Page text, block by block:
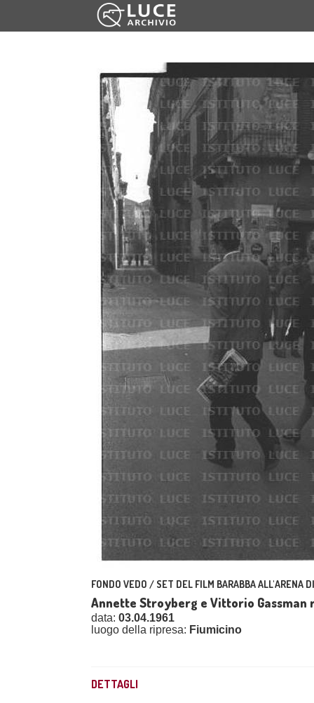
FONDO VEDO / SET DEL FILM BARABBA ALL'ARENA
Annette Stroyberg e Vittorio
data: 03.04.1961
luogo della ripresa: Fiumicino
DETTAGLI